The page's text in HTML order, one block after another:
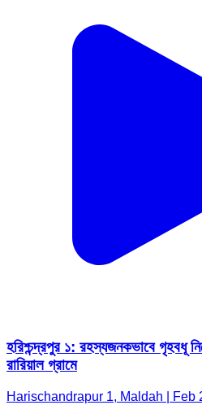
হরিশ্চন্দ্রপুর ১: রহস্যজনকভাবে গৃহবধূ
রারিয়াল গ্রামে
Harischandrapur 1, Maldah | Feb